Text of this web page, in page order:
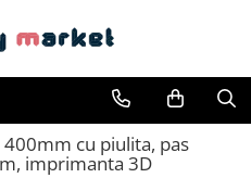
cu piulita, pas
imprimanta 3D